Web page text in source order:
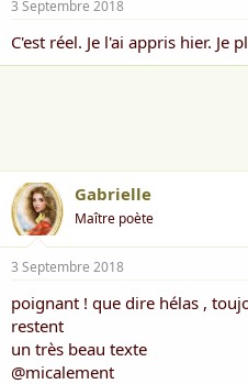
3 Septembre 2018
C'est réel. Je l'ai appris hier. Je
Gabrielle
Maître poète
3 Septembre 2018
poignant ! que dire hélas ,
restent
un très beau texte
@micalement